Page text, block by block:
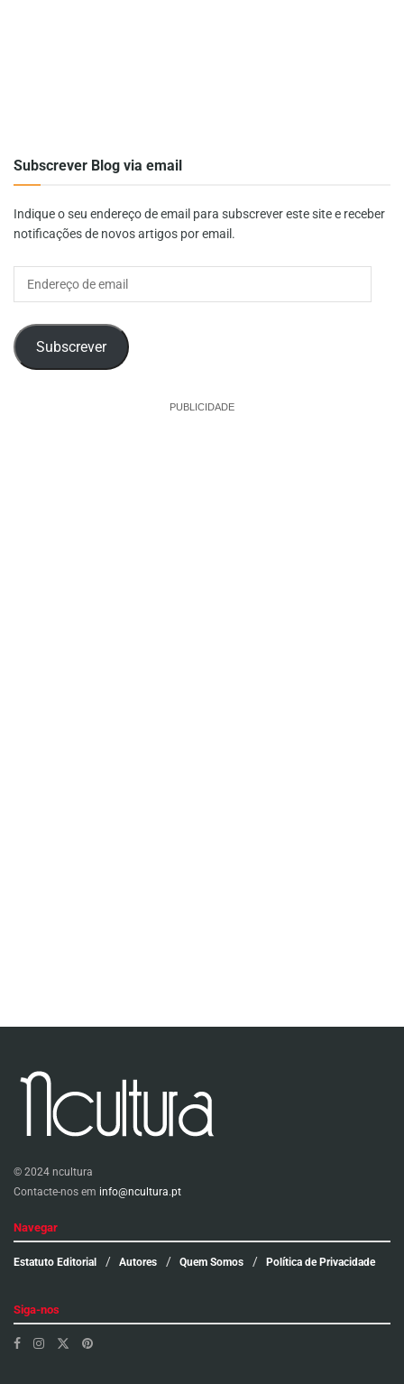
Subscrever Blog via email
Indique o seu endereço de email para subscrever este site e receber
notificações de novos artigos por email.
Subscrever
PUBLICIDADE
© 2024 ncultura
Contacte-nos em info@ncultura.pt
Navegar
Estatuto Editorial Autores Quem Somos Política de Privacidade
Siga-nos